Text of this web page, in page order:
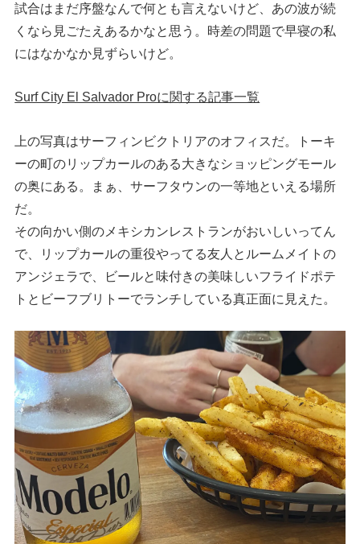
試合はまだ序盤なんで何とも言えないけど、あの波が続
くなら見ごたえあるかなと思う。時差の問題で早寝の私
にはなかなか見ずらいけど。
Surf City El Salvador Proに関する記事一覧
上の写真はサーフィンビクトリアのオフィスだ。トーキ
ーの町のリップカールのある大きなショッピングモール
の奥にある。まぁ、サーフタウンの一等地といえる場所
だ。
その向かい側のメキシカンレストランがおいしいってん
で、リップカールの重役やってる友人とルームメイトの
アンジェラで、ビールと味付きの美味しいフライドポテ
トとビーフブリトーでランチしている真正面に見えた。